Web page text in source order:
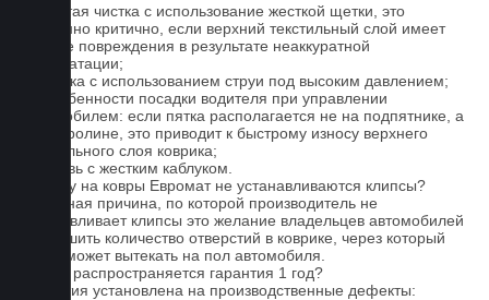
1. Частая чистка с использование жесткой щетки, это
особенно критично, если верхний текстильный слой имеет
мелкие повреждения в результате неаккуратной
эксплуатации;
2. Мойка с использованием струи под высоким давлением;
3. Особенности посадки водителя при управлении
автомобилем: если пятка располагается не на подпятнике, а
на ковролине, это приводит к быстрому износу верхнего
текстильного слоя коврика;
4. Обувь с жестким каблуком.
Почему на ковры Евромат не устанавливаются клипсы?
Основная причина, по которой производитель не
устанавливает клипсы это желание владельцев автомобилей
уменьшить количество отверстий в коврике, через который
влага может вытекать на пол автомобиля.
На что распространяется гарантия 1 год?
Гарантия установлена на производственные дефекты: